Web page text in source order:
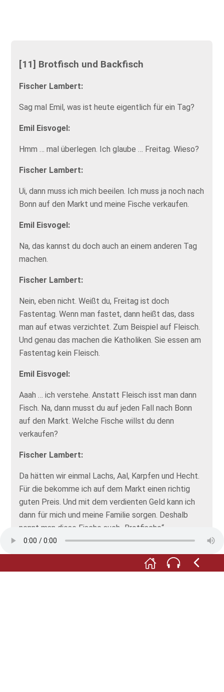
[11] Brotfisch und Backfisch
Fischer Lambert:
Sag mal Emil, was ist heute eigentlich für ein Tag?
Emil Eisvogel:
Hmm … mal überlegen. Ich glaube … Freitag. Wieso?
Fischer Lambert:
Ui, dann muss ich mich beeilen. Ich muss ja noch nach
Bonn auf den Markt und meine Fische verkaufen.
Emil Eisvogel:
Na, das kannst du doch auch an einem anderen Tag
machen.
Fischer Lambert:
Nein, eben nicht. Weißt du, Freitag ist doch
Fastentag. Wenn man fastet, dann heißt das, dass
man auf etwas verzichtet. Zum Beispiel auf Fleisch.
Und genau das machen die Katholiken. Sie essen am
Fastentag kein Fleisch.
Emil Eisvogel:
Aaah … ich verstehe. Anstatt Fleisch isst man dann
Fisch. Na, dann musst du auf jeden Fall nach Bonn
auf den Markt. Welche Fische willst du denn
verkaufen?
Fischer Lambert:
Da hätten wir einmal Lachs, Aal, Karpfen und Hecht.
Für die bekomme ich auf dem Markt einen richtig
guten Preis. Und mit dem verdienten Geld kann ich
dann für mich und meine Familie sorgen. Deshalb
nennt man diese Fische auch „Brotfische“.
Und wie kriegst du die Fische nach Bonn?